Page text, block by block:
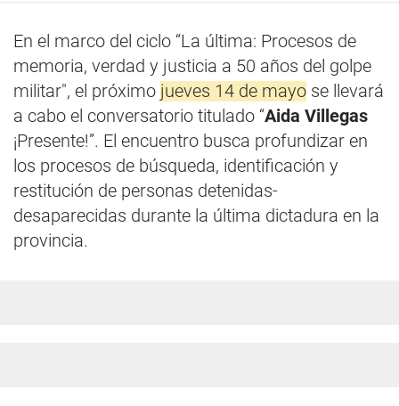
En el marco del ciclo “La última: Procesos de
memoria, verdad y justicia a 50 años del golpe
militar", el próximo jueves 14 de mayo se llevará
a cabo el conversatorio titulado “Aida Villegas
¡Presente!”. El encuentro busca profundizar en
los procesos de búsqueda, identificación y
restitución de personas detenidas-
desaparecidas durante la última dictadura en la
provincia.